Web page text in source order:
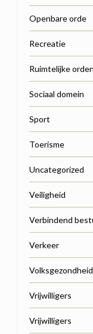
Openbare orde
Recreatie
Ruimtelijke
Sociaal domein
Sport
Toerisme
Uncategorized
Veiligheid
Verbindend
Verkeer
Volksgezondheid
Vrijwilligers
Vrijwilligers